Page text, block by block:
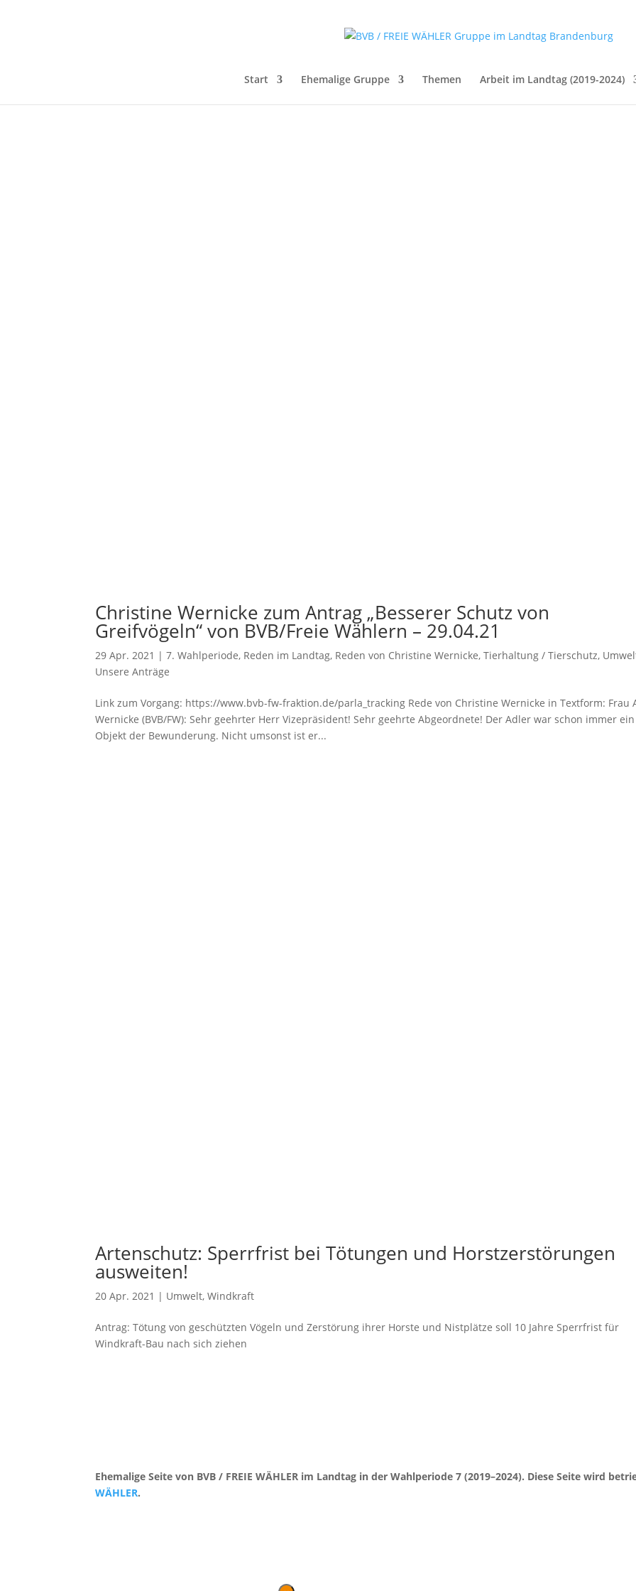
Start Ehemalige Gruppe Themen Arbeit im Landtag (2019-2024)
Christine Wernicke zum Antrag „Besserer Schutz von
Greifvögeln“ von BVB/Freie Wählern – 29.04.21
29 Apr. 2021 |7. Wahlperiode, Reden im Landtag, Reden von Christine Wernicke,Tierhaltung / Tierschutz,
Unsere Anträge
Link zum Vorgang: https://www.bvb-fw-fraktion.de/parla_tracking Rede von Christine Wernicke in Textform: Frau
Wernicke (BVB/FW): Sehr geehrter Herr Vizepräsident! Sehr geehrte Abgeordnete! Der Adler war schon immer ein
Objekt der Bewunderung. Nicht umsonst ist er...
Artenschutz: Sperrfrist bei Tötungen und Horstzerstörungen
ausweiten!
20 Apr. 2021 | Umwelt,Windkraft
Antrag: Tötung von geschützten Vögeln und Zerstörung ihrer Horste und Nistplätze soll 10 Jahre Sperrfrist für
Windkraft-Bau nach sich ziehen
Ehemalige Seite von BVB / FREIE WÄHLER im Landtag in der Wahlperiode 7 (2019–2024). Diese Seite wird
WÄHLER.